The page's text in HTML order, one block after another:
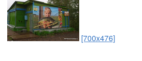
[700x476]